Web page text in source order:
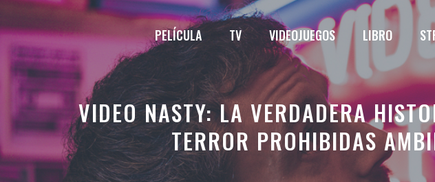
PELÍCULA TV VIDEOJUEGOS LIBRO
VIDEO NASTY: LA VERDADERA
TERROR PROHIBIDAS